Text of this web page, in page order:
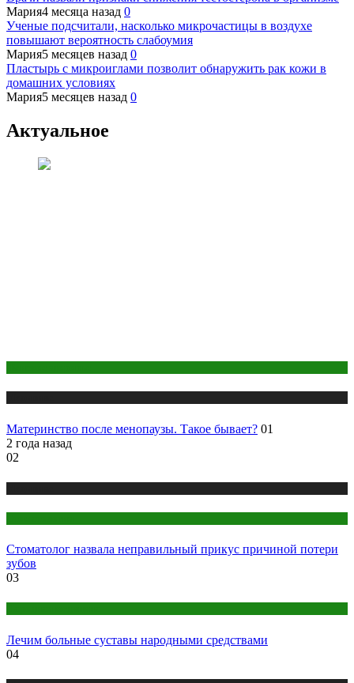
Мария4 месяца назад 0
Ученые подсчитали, насколько микрочастицы в воздухе
повышают вероятность слабоумия
Мария5 месяцев назад 0
Пластырь с микроиглами позволит обнаружить рак кожи в
домашних условиях
Мария5 месяцев назад 0
Актуальное
Материнство после менопаузы. Такое бывает? 01
2 года назад
02
Стоматолог назвала неправильный прикус причиной потери
зубов
03
Лечим больные суставы народными средствами
04